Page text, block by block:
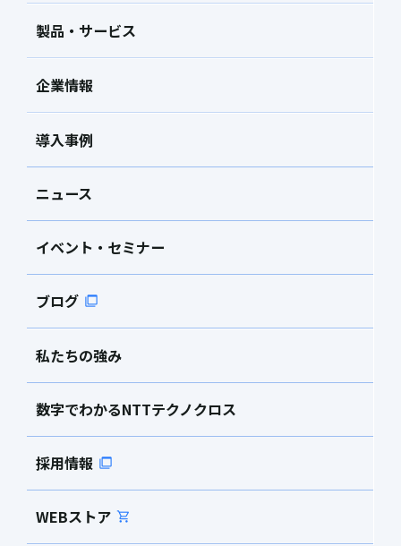
製品・サービス
企業情報
導入事例
ニュース
イベント・セミナー
ブログ
私たちの強み
数字でわかるNTTテクノクロス
採用情報
WEBストア